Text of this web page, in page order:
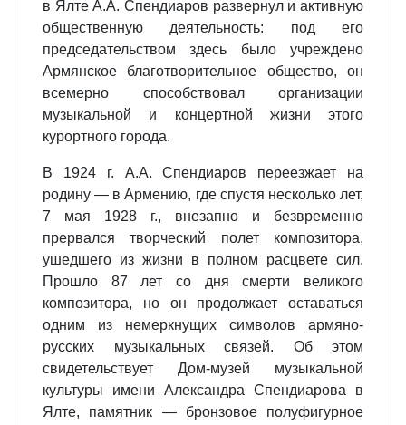
в Ялте А.А. Спендиаров развернул и активную
общественную деятельность: под его
председательством здесь было учреждено
Армянское благотворительное общество, он
всемерно способствовал организации
музыкальной и концертной жизни этого
курортного города.
В 1924 г. А.А. Спендиаров переезжает на
родину — в Армению, где спустя несколько лет,
7 мая 1928 г., внезапно и безвременно
прервался творческий полет композитора,
ушедшего из жизни в полном расцвете сил.
Прошло 87 лет со дня смерти великого
композитора, но он продолжает оставаться
одним из немеркнущих символов армяно-
русских музыкальных связей. Об этом
свидетельствует Дом-музей музыкальной
культуры имени Александра Спендиарова в
Ялте, памятник — бронзовое полуфигурное